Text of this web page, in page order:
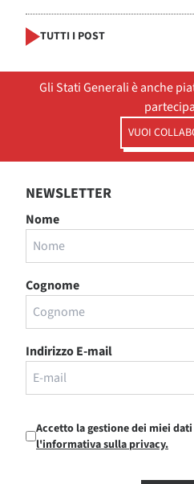
TUTTI I POST
Gli Stati Generali è anche
VUOI
NEWSLETTER
Nome
Cognome
Indirizzo E-mail
Accetto la gestione dei miei
l'informativa sulla privacy.